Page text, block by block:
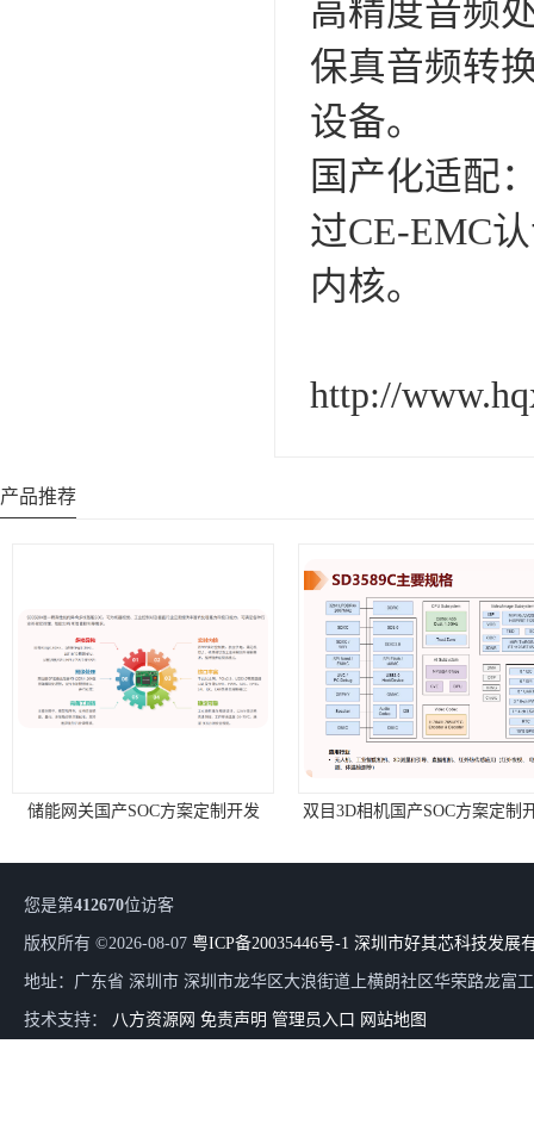
高精度音频
保真音频转
设备。
国产化适配‌
过CE-EMC
内核。
http://
产品推荐
储能网关国产SOC方案定制开发 双目3D相机国产SOC方案定制
您是第412670位访客
版权所有 ©2026-08-07 粤ICP备20035446号-1 深圳市好其芯科技发展
地址：广东省 深圳市 深圳市龙华区大浪街道上横朗社区华荣路龙富
技术支持： 八方资源网 免责声明 管理员入口 网站地图